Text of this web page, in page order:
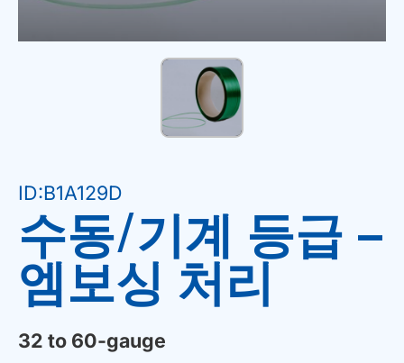
ID:B1A129D
수동/기계 등급 –
엠보싱 처리
32 to 60-gauge